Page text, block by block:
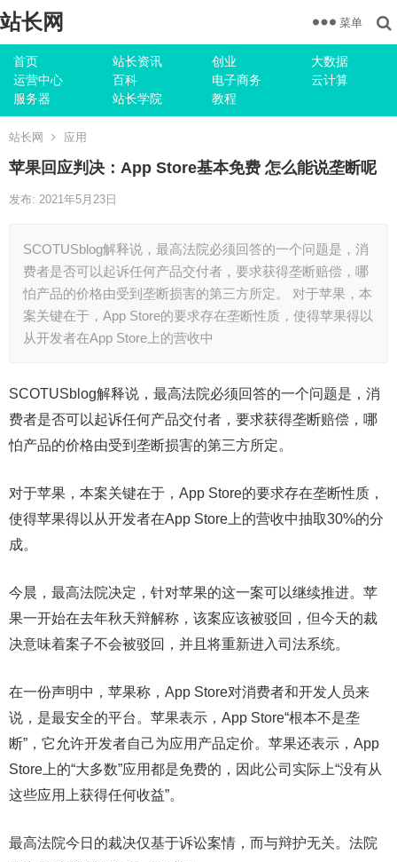
站长网
首页 站长资讯 创业
大数据
运营中心
百科 电子商务
云计算
服务器
站长学院 教程
菜单
站长网 应用
苹果回应判决：App Store基本免费 怎么能说垄断呢
发布: 2021年5月23日
SCOTUSblog解释说，最高法院必须回答的一个问题是，消
费者是否可以起诉任何产品交付者，要求获得垄断赔偿，哪
怕产品的价格由受到垄断损害的第三方所定。 对于苹果，本
案关键在于，App Store的要求存在垄断性质，使得苹果得以
从开发者在App Store上的营收中
SCOTUSblog解释说，最高法院必须回答的一个问题是，消
费者是否可以起诉任何产品交付者，要求获得垄断赔偿，哪
怕产品的价格由受到垄断损害的第三方所定。
对于苹果，本案关键在于，App Store的要求存在垄断性质，
使得苹果得以从开发者在App Store上的营收中抽取30%的分
成。
今晨，最高法院决定，针对苹果的这一案可以继续推进。苹
果一开始在去年秋天辩解称，该案应该被驳回，但今天的裁
决意味着案子不会被驳回，并且将重新进入司法系统。
在一份声明中，苹果称，App Store对消费者和开发人员来
说，是最安全的平台。苹果表示，App Store“根本不是垄
断”，它允许开发者自己为应用产品定价。苹果还表示，App
Store上的“大多数”应用都是免费的，因此公司实际上“没有从
这些应用上获得任何收益”。
最高法院今日的裁决仅基于诉讼案情，而与辩护无关。法院